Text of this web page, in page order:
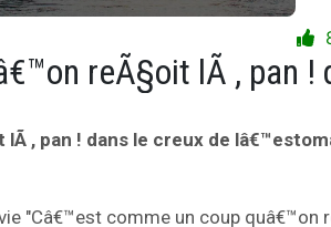
, pan ! dans le creux de
"Câ€™est comme un coup quâ€™on